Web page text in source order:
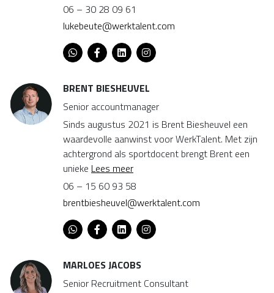
06 – 30 28 09 61
lukebeute@werktalent.com
BRENT BIESHEUVEL
Senior accountmanager
Sinds augustus 2021 is Brent Biesheuvel een
waardevolle aanwinst voor WerkTalent. Met zijn
achtergrond als sportdocent brengt Brent een
unieke Lees meer
06 – 15 60 93 58
brentbiesheuvel@werktalent.com
MARLOES JACOBS
Senior Recruitment Consultant